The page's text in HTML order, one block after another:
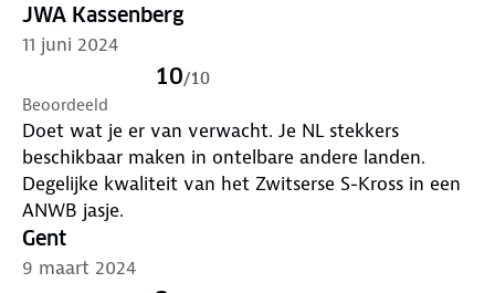
JWA Kassenberg
11 juni 2024
10/10
Beoordeeld
Doet wat je er van verwacht. Je NL stekkers
beschikbaar maken in ontelbare andere landen.
Degelijke kwaliteit van het Zwitserse S-Kross in een
ANWB jasje.
Gent
9 maart 2024